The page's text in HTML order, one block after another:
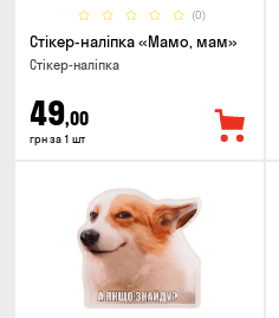
(0)
Стікер-наліпка «Мамо, мам»
Стікер-наліпка
49,00
грн за 1 шт